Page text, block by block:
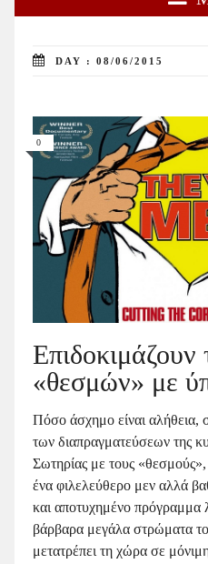
DAY : 08/06/2015
0
«θεσμών» με
Πόσο άσχημο είναι
των διαπραγματεύσεων της
Σωτηρίας με τους
ένα φιλελεύθερο μεν αλλά
και αποτυχημένο πρόγραμμα
βάρβαρα μεγάλα στρώματα
μετατρέπει τη χώρα σε